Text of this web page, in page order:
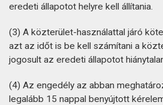
eredeti állapotot helyre kell állítania.
(3) A közterület-használattal járó
azt az időt is be kell számítani a
jogosult az eredeti állapotot
(4) Az engedély az abban
legalább 15 nappal benyújtott